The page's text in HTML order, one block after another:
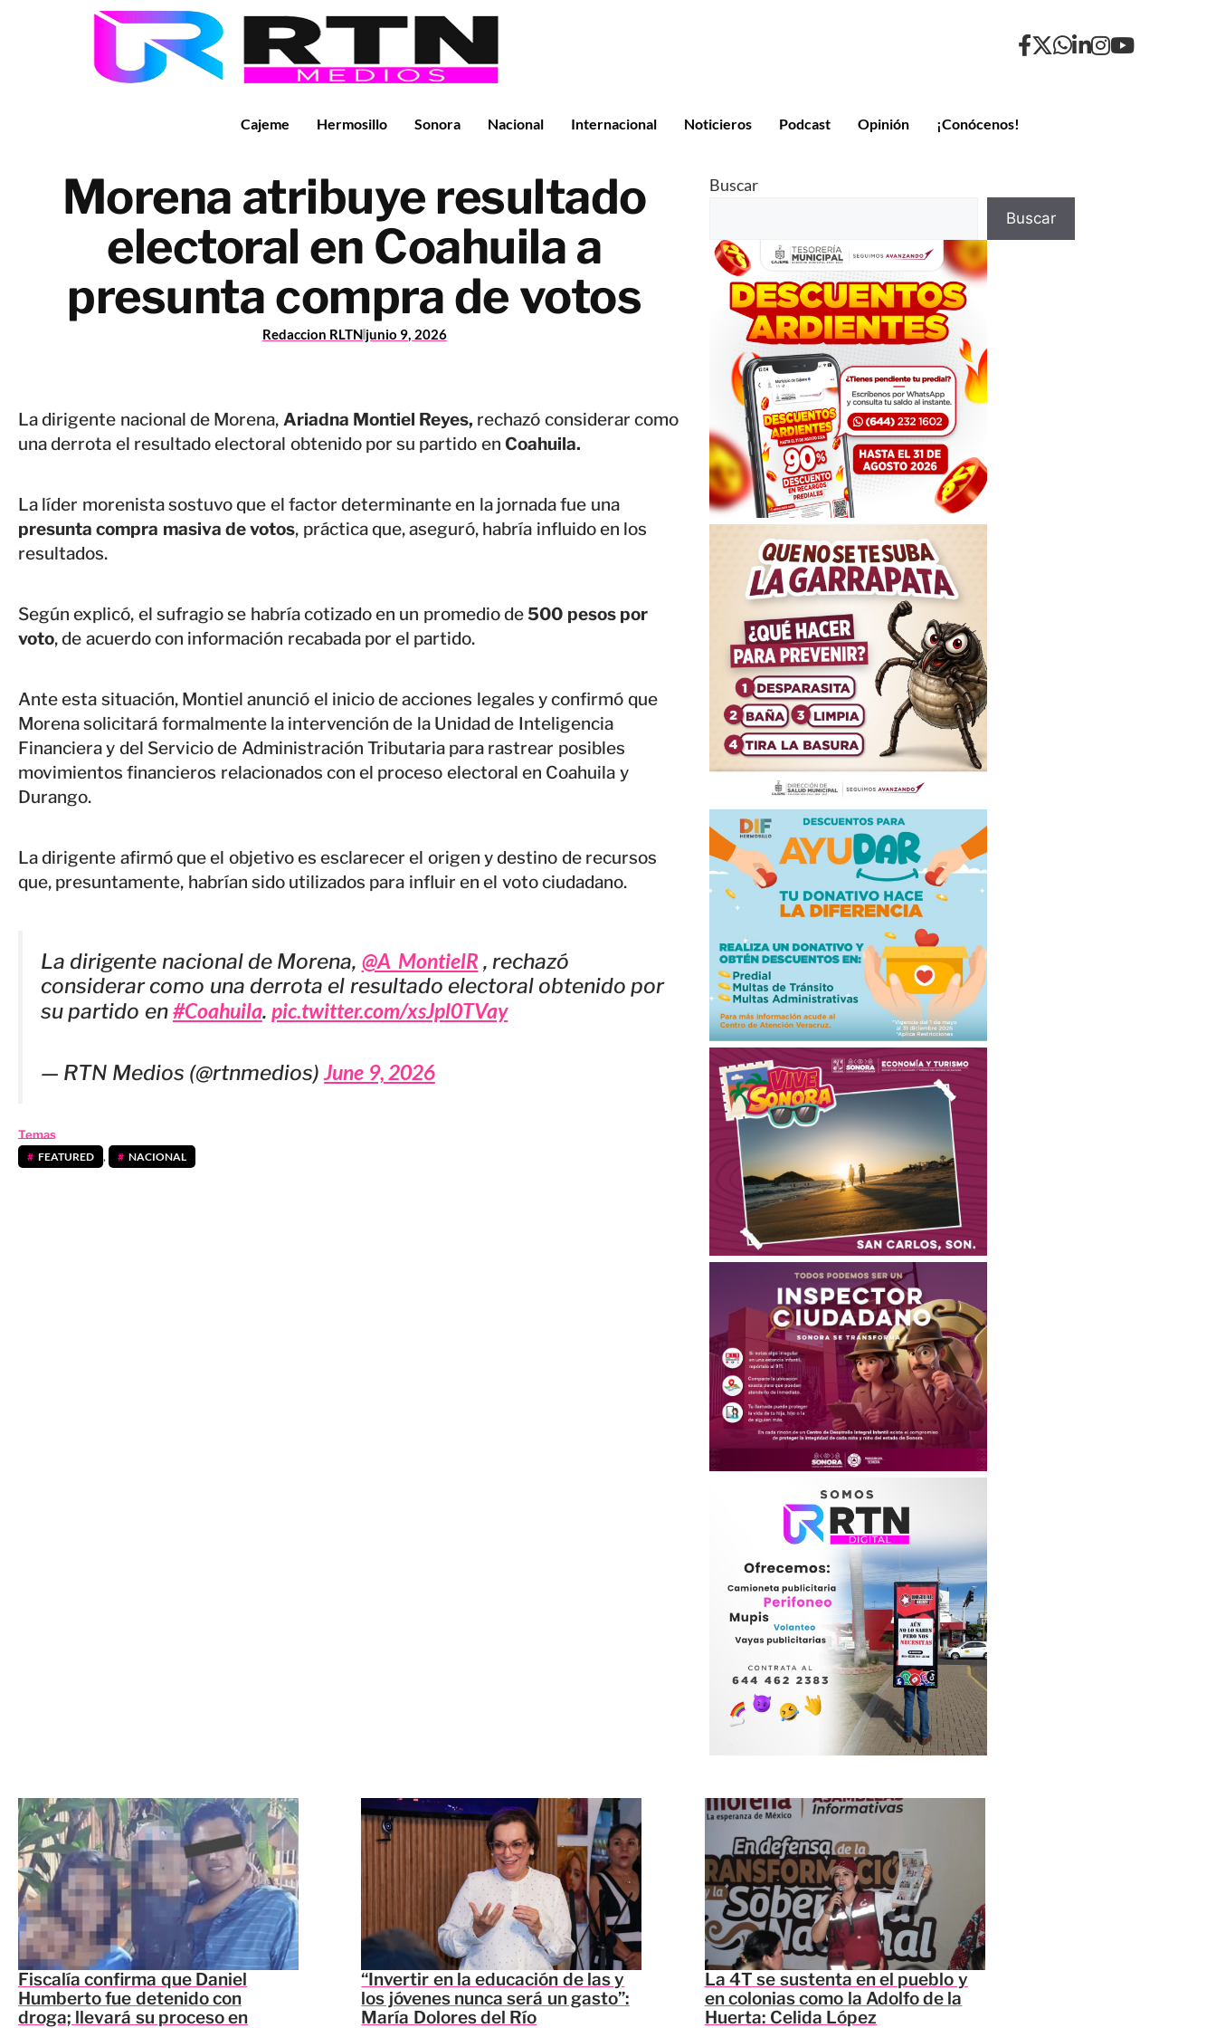
Cajeme Hermosillo Sonora Nacional Internacional Noticieros Podcast Opinión ¡Conócenos!
Morena atribuye resultado
electoral en Coahuila a
presunta compra de votos
Redaccion RLTN junio 9, 2026
La dirigente nacional de Morena, Ariadna Montiel Reyes, rechazó considerar como
una derrota el resultado electoral obtenido por su partido en Coahuila.
La líder morenista sostuvo que el factor determinante en la jornada fue una
presunta compra masiva de votos, práctica que, aseguró, habría influido en los
resultados.
Según explicó, el sufragio se habría cotizado en un promedio de500 pesos por
voto, de acuerdo con información recabada por el partido.
Ante esta situación, Montiel anunció el inicio de acciones legales y confirmó que
Morena solicitará formalmente la intervención de la Unidad de Inteligencia
Financiera y del Servicio de Administración Tributaria para rastrear posibles
movimientos financieros relacionados con el proceso electoral en Coahuila y
Durango.
La dirigente afirmó que el objetivo es esclarecer el origen y destino de recursos
que, presuntamente, habrían sido utilizados para influir en el voto ciudadano.
La dirigente nacional de Morena, @A_MontielR , rechazó
considerar como una derrota el resultado electoral obtenido por
su partido en#Coahuila.pic.twitter.com/xsJpl0TVay
— RTN Medios (@rtnmedios)June 9, 2026
Temas
FEATURED , NACIONAL
Buscar
Buscar
Fiscalía confirma que Daniel
Humberto fue detenido con
droga; llevará su proceso en
“Invertir en la educación de las y
los jóvenes nunca será un gasto”:
María Dolores del Río
La 4T se sustenta en el pueblo y
en colonias como la Adolfo de la
Huerta: Celida López